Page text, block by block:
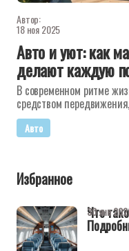
Автор:
18 ноя 2025
Авто и уют: как
делают каждую
В современном ритме
средством
Авто
Избранное
Что
30 янв